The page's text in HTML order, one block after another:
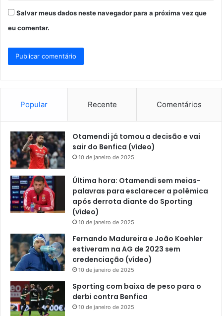
Salvar meus dados neste navegador para a próxima vez que
eu comentar.
Popular Recente Comentários
Otamendi já tomou a decisão e vai
sair do Benfica (vídeo)
10 de janeiro de 2025
Última hora: Otamendi sem meias-
palavras para esclarecer a polêmica
após derrota diante do Sporting
(vídeo)
10 de janeiro de 2025
Fernando Madureira e João Koehler
estiveram na AG de 2023 sem
credenciação (vídeo)
10 de janeiro de 2025
Sporting com baixa de peso para o
derbi contra Benfica
10 de janeiro de 2025